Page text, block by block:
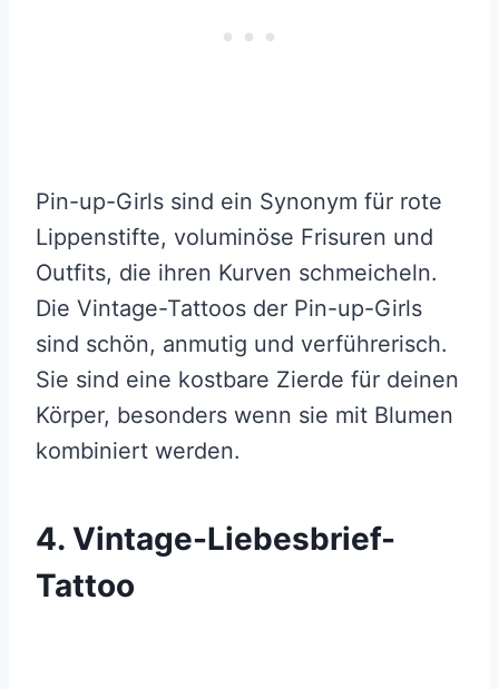
Pin-up-Girls sind ein Synonym für rote
Lippenstifte, voluminöse Frisuren und
Outfits, die ihren Kurven schmeicheln.
Die Vintage-Tattoos der Pin-up-Girls
sind schön, anmutig und verführerisch.
Sie sind eine kostbare Zierde für deinen
Körper, besonders wenn sie mit Blumen
kombiniert werden.
4. Vintage-Liebesbrief-
Tattoo